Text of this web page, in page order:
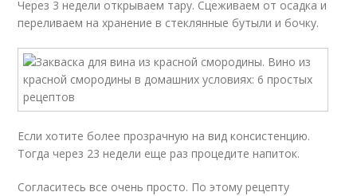
Через 3 недели открываем тару. Сцеживаем от осадка и
переливаем на хранение в стеклянные бутыли и бочку.
Если хотите более прозрачную на вид консистенцию.
Тогда через 23 недели еще раз процедите напиток.
Согласитесь все очень просто. По этому рецепту